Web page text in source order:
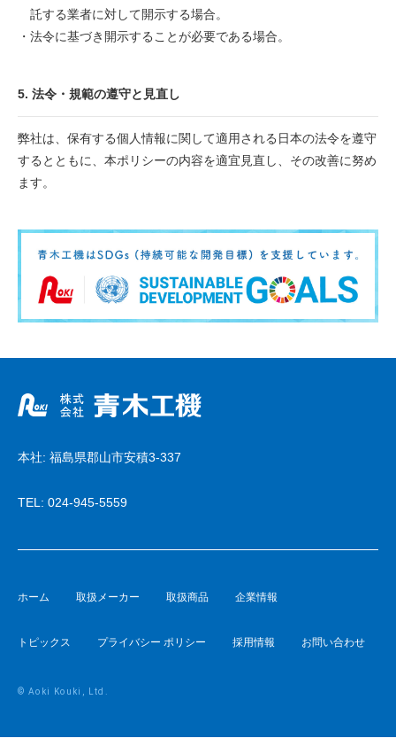
託する業者に対して開示する場合。
・法令に基づき開示することが必要である場合。
5. 法令・規範の遵守と見直し
弊社は、保有する個人情報に関して適用される日本の法令を遵守
するとともに、本ポリシーの内容を適宜見直し、その改善に努め
ます。
本社: 福島県郡山市安積3-337
TEL: 024-945-5559
ホーム 取扱メーカー 取扱商品 企業情報
トピックス プライバシー ポリシー 採用情報 お問い合わせ
© Aoki Kouki, Ltd.